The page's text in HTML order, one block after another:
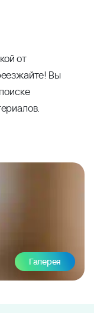
от
Вы
Галерея